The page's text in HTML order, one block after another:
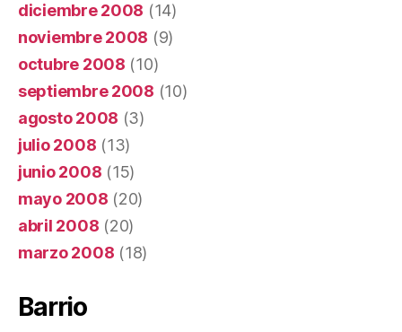
diciembre 2008 (14)
noviembre 2008 (9)
octubre 2008 (10)
septiembre 2008 (10)
agosto 2008 (3)
julio 2008 (13)
junio 2008 (15)
mayo 2008 (20)
abril 2008 (20)
marzo 2008 (18)
Barrio